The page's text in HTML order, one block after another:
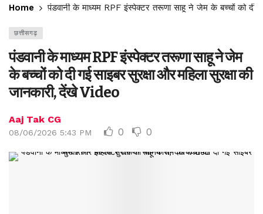
Home पंडवानी के माध्यम RPF इंस्पेक्टर तरूणा साहू ने जेम के बच्चों को दी
छत्तीसगढ़
पंडवानी के माध्यम RPF इंस्पेक्टर तरूणा साहू ने जेम
के बच्चों को दी गई साइबर सुरक्षा और महिला सुरक्षा की
जानकारी, देंखे Video
Aaj Tak CG
08/06/2026 5:43 PM 0 0